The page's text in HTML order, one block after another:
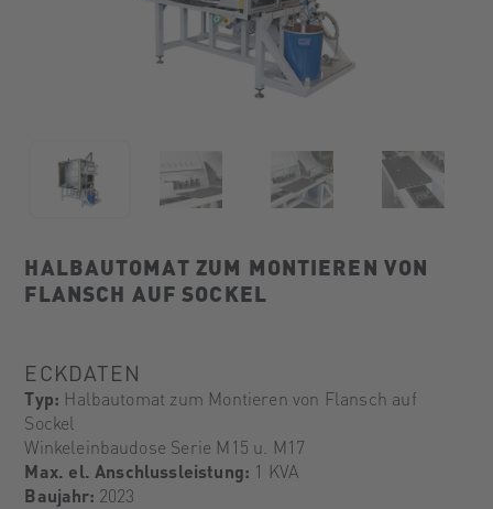
HALBAUTOMAT ZUM MONTIEREN VON
FLANSCH AUF SOCKEL
ECKDATEN
Typ: Halbautomat zum Montieren von Flansch auf
Sockel
Winkeleinbaudose Serie M15 u. M17
Max. el. Anschlussleistung: 1 KVA
Baujahr: 2023